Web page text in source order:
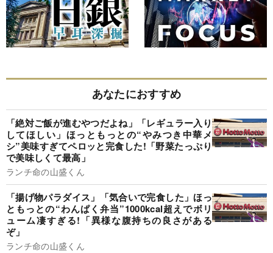
あなたにおすすめ
「絶対ご飯が進むやつだよね」「レギュラー入り
してほしい」ほっともっとの“やみつき中華メ
シ”美味すぎてペロッと完食した!「野菜たっぷり
で美味しくて最高」
ランチ命の山盛くん
「揚げ物パラダイス」「気合いで完食した」ほっ
ともっとの“わんぱく弁当”1000kcal超えでボリ
ューム凄すぎる!「異様な腹持ちの良さがある
ぞ」
ランチ命の山盛くん